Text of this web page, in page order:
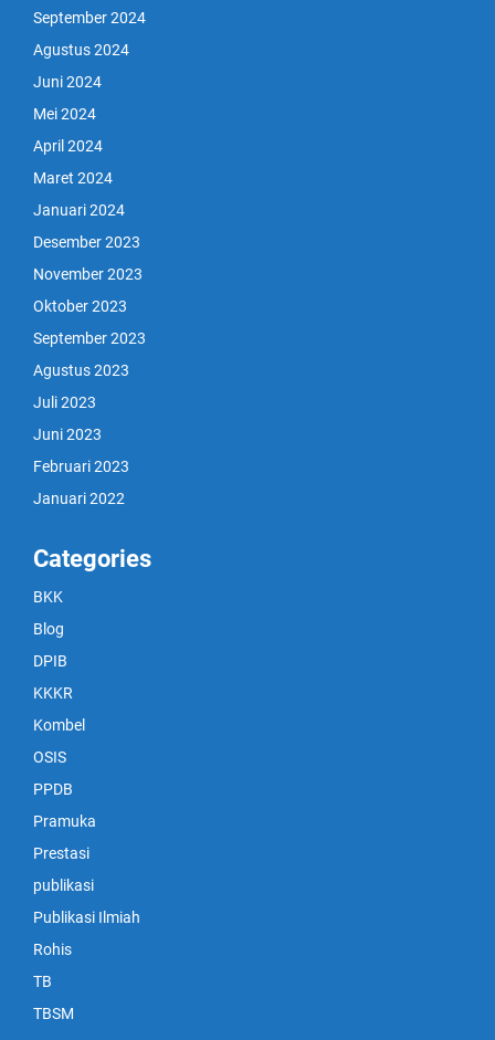
September 2024
Agustus 2024
Juni 2024
Mei 2024
April 2024
Maret 2024
Januari 2024
Desember 2023
November 2023
Oktober 2023
September 2023
Agustus 2023
Juli 2023
Juni 2023
Februari 2023
Januari 2022
Categories
BKK
Blog
DPIB
KKKR
Kombel
OSIS
PPDB
Pramuka
Prestasi
publikasi
Publikasi Ilmiah
Rohis
TB
TBSM